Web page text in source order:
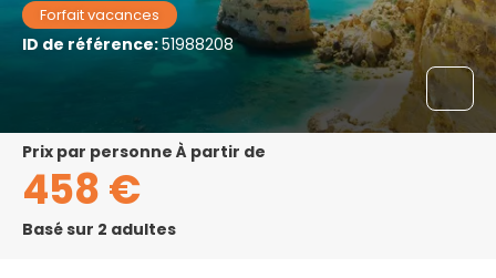
Forfait vacances
ID de référence:51988208
prix par personne À partir de
458 €
Basé sur 2 adultes